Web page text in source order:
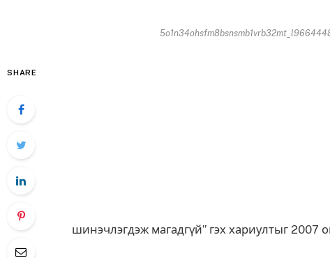
SHARE
шинэчлэгдэж магадгүй” гэх хариултыг 2007